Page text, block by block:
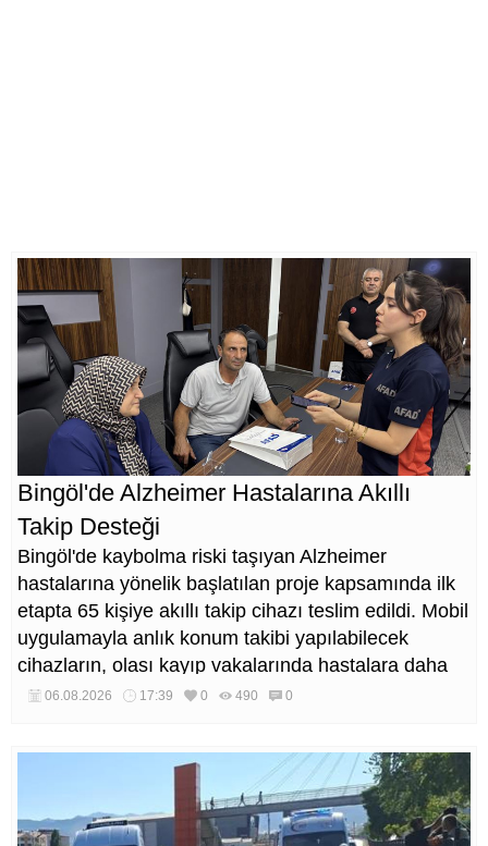
Bingöl'de Alzheimer Hastalarına Akıllı
Takip Desteği
Bingöl'de kaybolma riski taşıyan Alzheimer
hastalarına yönelik başlatılan proje kapsamında ilk
etapta 65 kişiye akıllı takip cihazı teslim edildi. Mobil
uygulamayla anlık konum takibi yapılabilecek
cihazların, olası kayıp vakalarında hastalara daha
kısa sürede ulaşılmasını sağlaması hedefleniyor.
06.08.2026 17:39 0 490 0